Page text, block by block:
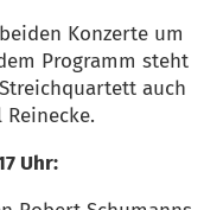
Konzerte um
Programm steht
auch
Uhr: